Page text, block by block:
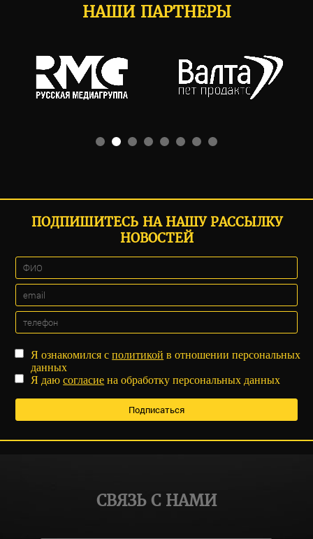
НАШИ ПАРТНЕРЫ
ПОДПИШИТЕСЬ НА НАШУ РАССЫЛКУ
НОВОСТЕЙ
Я ознакомился сполитикой в отношении персональных
данных
Я даюсогласие на обработку персональных данных
СВЯЗЬ С НАМИ